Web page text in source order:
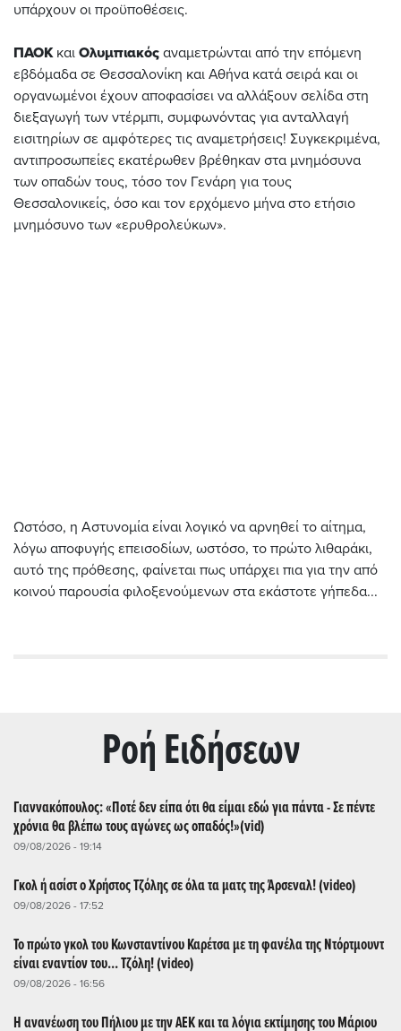
υπάρχουν οι προϋποθέσεις.
ΠΑΟΚκαι Ολυμπιακός αναμετρώνται από την επόμενη
εβδόμαδα σε Θεσσαλονίκη και Αθήνα κατά σειρά και οι
οργανωμένοι έχουν αποφασίσει να αλλάξουν σελίδα στη
διεξαγωγή των ντέρμπι, συμφωνόντας για ανταλλαγή
εισιτηρίων σε αμφότερες τις αναμετρήσεις! Συγκεκριμένα,
αντιπροσωπείες εκατέρωθεν βρέθηκαν στα μνημόσυνα
των οπαδών τους, τόσο τον Γενάρη για τους
Θεσσαλονικείς, όσο και τον ερχόμενο μήνα στο ετήσιο
μνημόσυνο των «ερυθρολεύκων».
Ωστόσο, η Αστυνομία είναι λογικό να αρνηθεί το αίτημα,
λόγω αποφυγής επεισοδίων, ωστόσο, το πρώτο λιθαράκι,
αυτό της πρόθεσης, φαίνεται πως υπάρχει πια για την από
κοινού παρουσία φιλοξενούμενων στα εκάστοτε γήπεδα...
Ρoή Ειδήσεων
Γιαννακόπουλος: «Ποτέ δεν είπα ότι θα είμαι εδώ για πάντα - Σε πέντε
χρόνια θα βλέπω τους αγώνες ως οπαδός!»(vid)
09/08/2026 - 19:14
Γκολ ή ασίστ ο Χρήστος Τζόλης σε όλα τα ματς της Άρσεναλ! (video)
09/08/2026 - 17:52
Το πρώτο γκολ του Κωνσταντίνου Καρέτσα με τη φανέλα της Ντόρτμουντ
είναι εναντίον του... Τζόλη! (video)
09/08/2026 - 16:56
Η ανανέωση του Πήλιου με την ΑΕΚ και τα λόγια εκτίμησης του Μάριου